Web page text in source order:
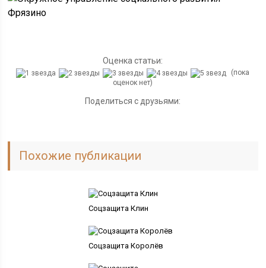
Оценка статьи:
(пока
оценок нет)
Поделиться с друзьями:
Похожие публикации
Соцзащита Клин
Соцзащита Королёв